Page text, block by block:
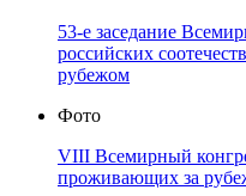
53-е заседание
российских
рубежом
Фото
VIII Всемирный
проживающих за